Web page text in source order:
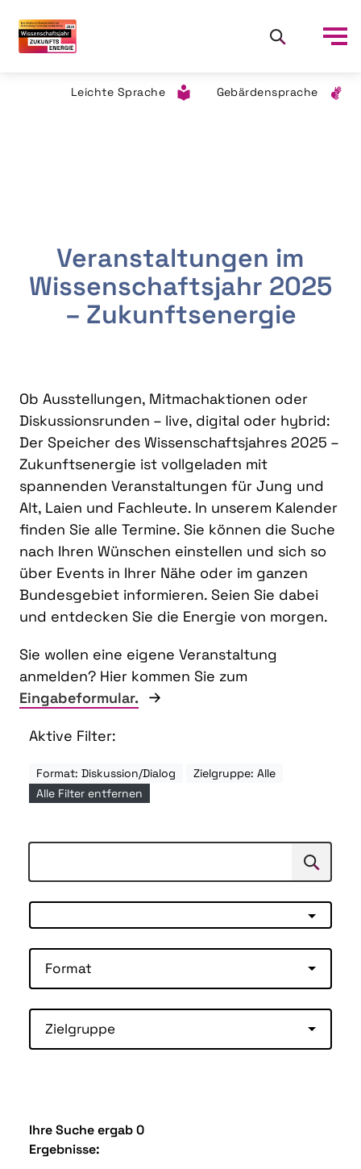
Leichte Sprache Gebärdensprache
Veranstaltungen im
Wissenschaftsjahr 2025
– Zukunftsenergie
Ob Ausstellungen, Mitmachaktionen oder
Diskussionsrunden – live, digital oder hybrid:
Der Speicher des Wissenschaftsjahres 2025 –
Zukunftsenergie ist vollgeladen mit
spannenden Veranstaltungen für Jung und
Alt, Laien und Fachleute. In unserem Kalender
finden Sie alle Termine. Sie können die Suche
nach Ihren Wünschen einstellen und sich so
über Events in Ihrer Nähe oder im ganzen
Bundesgebiet informieren. Seien Sie dabei
und entdecken Sie die Energie von morgen.
Sie wollen eine eigene Veranstaltung
anmelden? Hier kommen Sie zum
Eingabeformular.
Aktive Filter:
Format: Diskussion/Dialog
Zielgruppe: Alle
Alle Filter entfernen
Suchen
Format
Zielgruppe
Ihre Suche ergab 0
Ergebnisse: